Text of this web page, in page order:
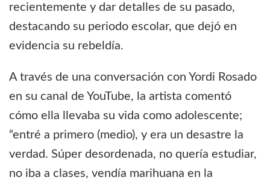
recientemente y dar detalles de su pasado,
destacando su periodo escolar, que dejó en
evidencia su rebeldía.
A través de una conversación con Yordi Rosado
en su canal de YouTube, la artista comentó
cómo ella llevaba su vida como adolescente;
“entré a primero (medio), y era un desastre la
verdad. Súper desordenada, no quería estudiar,
no iba a clases, vendía marihuana en la